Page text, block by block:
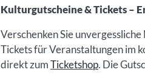
Kulturgutscheine & Tickets –
Verschenken Sie
Tickets für Veranstaltungen im
direkt zumTicketshop. Die